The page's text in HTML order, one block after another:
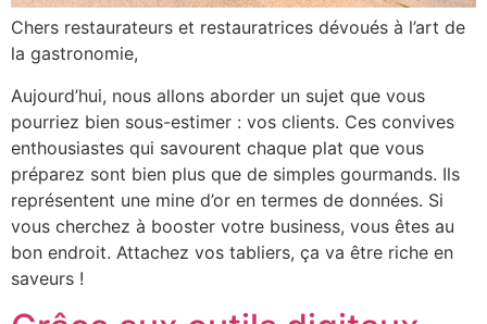
Chers restaurateurs et restauratrices dévoués à l’art de
la gastronomie,
Aujourd’hui, nous allons aborder un sujet que vous
pourriez bien sous-estimer : vos clients. Ces convives
enthousiastes qui savourent chaque plat que vous
préparez sont bien plus que de simples gourmands. Ils
représentent une mine d’or en termes de données. Si
vous cherchez à booster votre business, vous êtes au
bon endroit. Attachez vos tabliers, ça va être riche en
saveurs !